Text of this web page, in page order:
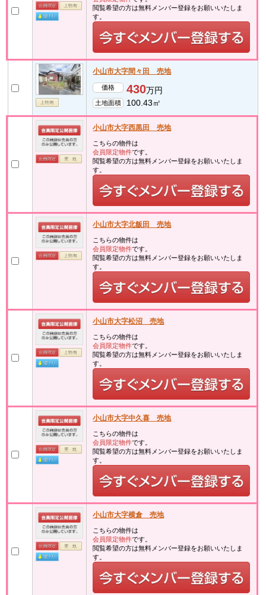
閲覧希望の方は無料メンバー登録をお願いいたしま
す。
小山市大字間々田 売地
価格 430万円
土地面積 100.43㎡
小山市大字西黒田 売地
こちらの物件は
会員限定物件です。
閲覧希望の方は無料メンバー登録をお願いいたしま
す。
小山市大字北飯田 売地
こちらの物件は
会員限定物件です。
閲覧希望の方は無料メンバー登録をお願いいたしま
す。
小山市大字松沼 売地
こちらの物件は
会員限定物件です。
閲覧希望の方は無料メンバー登録をお願いいたしま
す。
小山市大字中久喜 売地
こちらの物件は
会員限定物件です。
閲覧希望の方は無料メンバー登録をお願いいたしま
す。
小山市大字横倉 売地
こちらの物件は
会員限定物件です。
閲覧希望の方は無料メンバー登録をお願いいたしま
す。